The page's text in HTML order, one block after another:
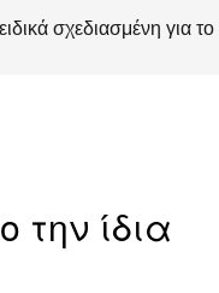
σχεδιασμένη για
την ίδια